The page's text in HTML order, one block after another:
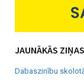
JAUNĀKĀS ZIŅAS
Dabaszinību